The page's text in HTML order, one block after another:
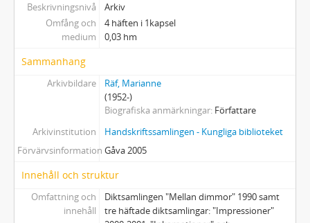
Beskrivningsnivå
Arkiv
Omfång och
medium
4 häften i 1kapsel
0,03 hm
Sammanhang
Arkivbildare
Räf, Marianne
(1952-)
Biografiska anmärkningar Författare
Arkivinstitution
Handskriftssamlingen - Kungliga biblioteket
Förvärvsinformation Gåva 2005
Innehåll och struktur
Omfattning och
innehåll
Diktsamlingen "Mellan dimmor" 1990 samt
tre häftade diktsamlingar: "Impressioner"